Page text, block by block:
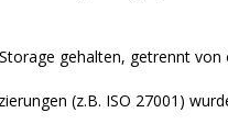
gehalten, getrennt
(z.B. ISO 27001)